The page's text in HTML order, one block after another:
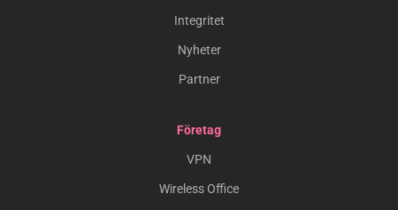
Integritet
Nyheter
Partner
Företag
VPN
Wireless Office